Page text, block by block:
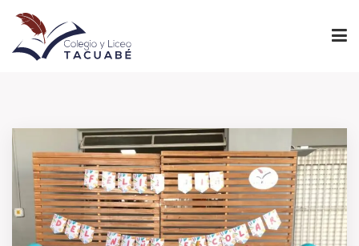
PROYECTO EDUCATIVO
NIVELES